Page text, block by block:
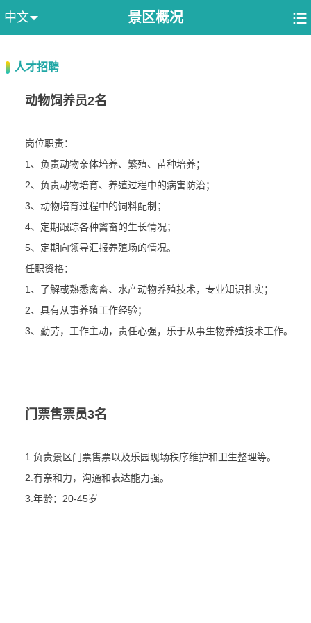
中文 景区概况 
人才招聘
动物饲养员2名
岗位职责：
1、负责动物亲体培养、繁殖、苗种培养；
2、负责动物培育、养殖过程中的病害防治；
3、动物培育过程中的饲料配制；
4、定期跟踪各种禽畜的生长情况；
5、定期向领导汇报养殖场的情况。
任职资格：
1、了解或熟悉禽畜、水产动物养殖技术，专业知识扎实；
2、具有从事养殖工作经验；
3、勤劳，工作主动，责任心强，乐于从事生物养殖技术工作。
门票售票员3名
1.负责景区门票售票以及乐园现场秩序维护和卫生整理等。
2.有亲和力，沟通和表达能力强。
3.年龄：20-45岁